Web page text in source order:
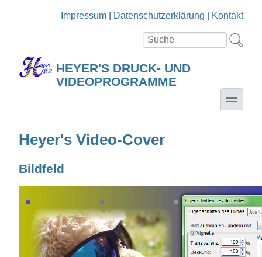
Impressum| Datenschutzerklärung Kontakt
HEYER'S DRUCK- UND
VIDEOPROGRAMME
toggle
Heyer's Video-Cover
Bildfeld